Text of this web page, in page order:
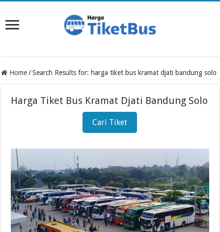
Home / Search Results for: harga tiket bus kramat djati bandung solo
Harga Tiket Bus Kramat Djati Bandung Solo
Cari Tiket